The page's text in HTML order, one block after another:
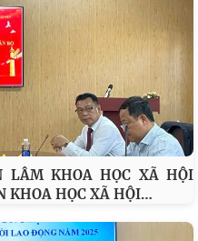
LÂM KHOA HỌC XÃ HỘI
KHOA HỌC XÃ HỘI…